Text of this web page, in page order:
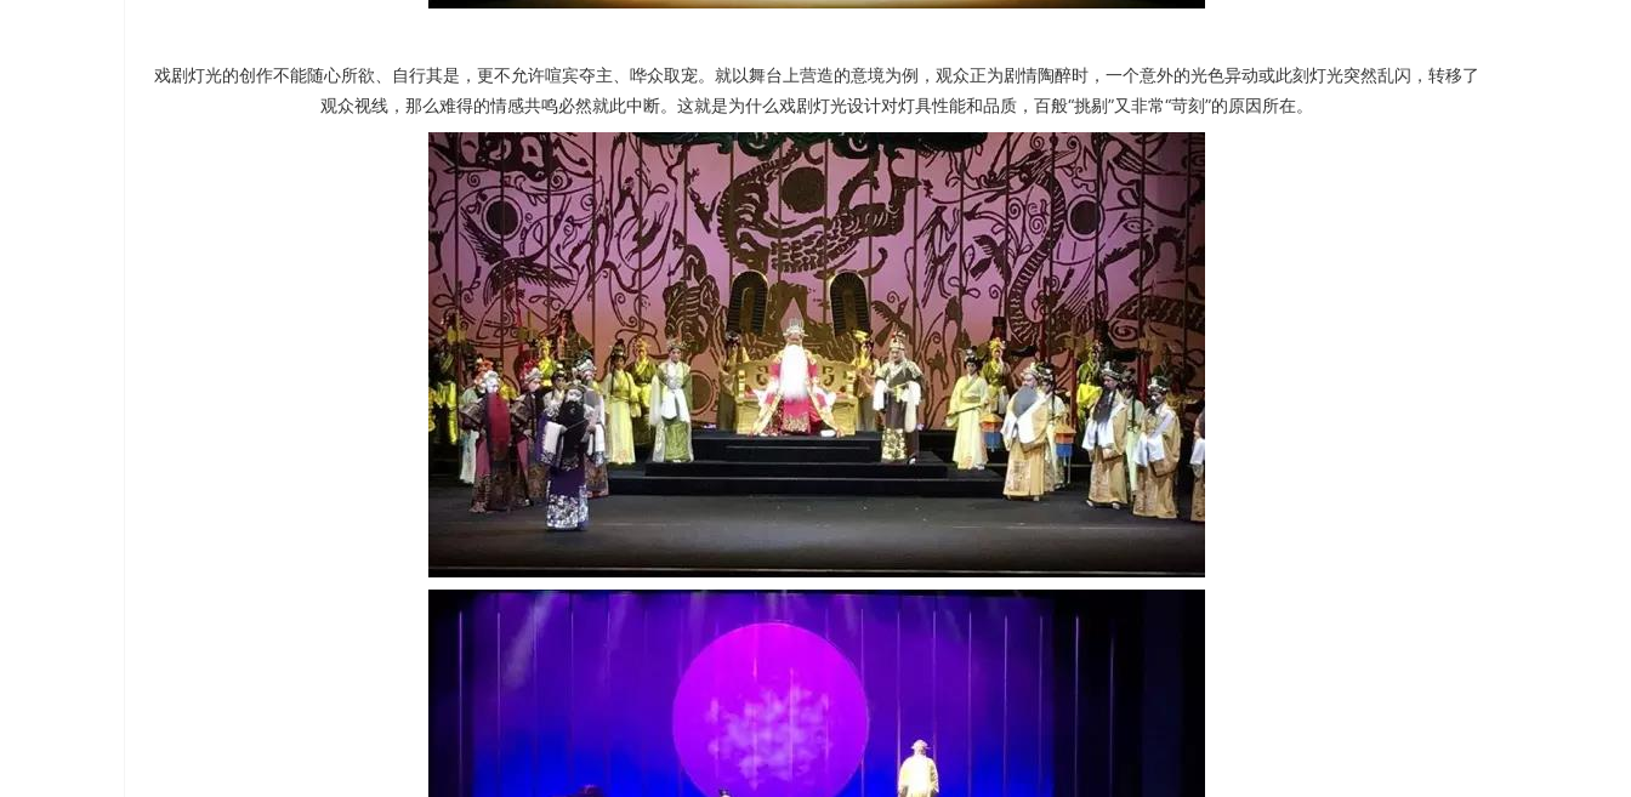
戏剧灯光的创作不能随心所欲、自行其是，更不允许喧宾夺主、哗众取宠。 就以舞台上营造的意境为例， 观众正为剧情陶醉时， 一个意外的光色异动或此刻灯光突然乱闪，转移了
观众视线，那么难得的情感共鸣必然就此中断。这就是为什么戏剧灯光设计对灯具性能和品质，百般“挑剔”又非常“苛刻”的原因所在。